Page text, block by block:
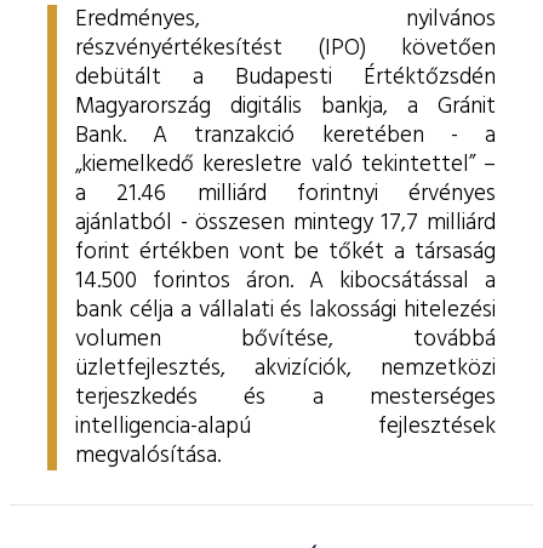
Eredményes, nyilvános
részvényértékesítést (IPO) követően
debütált a Budapesti Értéktőzsdén
Magyarország digitális bankja, a Gránit
Bank. A tranzakció keretében - a
„kiemelkedő keresletre való tekintettel” –
a 21.46 milliárd forintnyi érvényes
ajánlatból - összesen mintegy 17,7 milliárd
forint értékben vont be tőkét a társaság
14.500 forintos áron. A kibocsátással a
bank célja a vállalati és lakossági hitelezési
volumen bővítése, továbbá
üzletfejlesztés, akvizíciók, nemzetközi
terjeszkedés és a mesterséges
intelligencia-alapú fejlesztések
megvalósítása.